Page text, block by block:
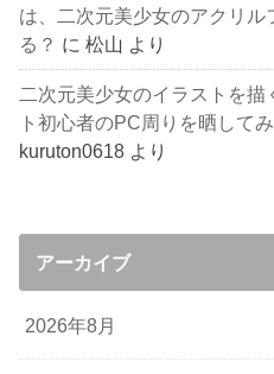
は、二次元美少女のアクリル
る？ に松山 より
二次元美少女のイラストを描
ト初心者のPC周りを晒して
kuruton0618 より
アーカイブ
2026年8月